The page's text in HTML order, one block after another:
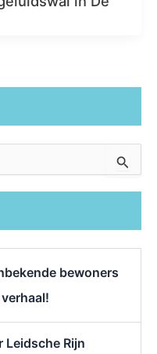
bewoners
Leidsche Rijn